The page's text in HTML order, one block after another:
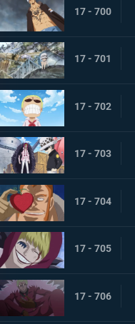
17 - 700
17 - 701
17 - 702
17 - 703
17 - 704
17 - 705
17 - 706